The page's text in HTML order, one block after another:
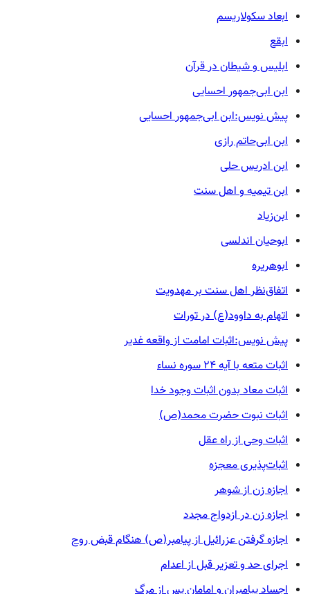
ابعاد سکولاریسم
ابقع
ابلیس و شیطان در قرآن
ابن ابی‌جمهور احسایی
پیش نویس:ابن ابی‌جمهور احسایی
ابن ابی‌حاتم رازی
ابن ادریس حلی
ابن تیمیه و اهل سنت
ابن‌زیاد
ابوحیان اندلسی
ابوهریره
اتفاق‌نظر اهل سنت بر مهدویت
اتهام به داوود(ع) در تورات
پیش نویس:اثبات امامت از واقعه غدیر
اثبات متعه با آیه ۲۴ سوره نساء
اثبات معاد بدون اثبات وجود خدا
اثبات نبوت حضرت محمد(ص)
اثبات وحی از راه عقل
اثبات‌پذیری معجزه
اجازه زن از شوهر
اجازه زن در ازدواج مجدد
اجازه گرفتن عزرائیل از پیامبر(ص) هنگام قبض روح
اجرای حد و تعزیر قبل از اعدام
اجساد پیامبران و امامان پس از مرگ